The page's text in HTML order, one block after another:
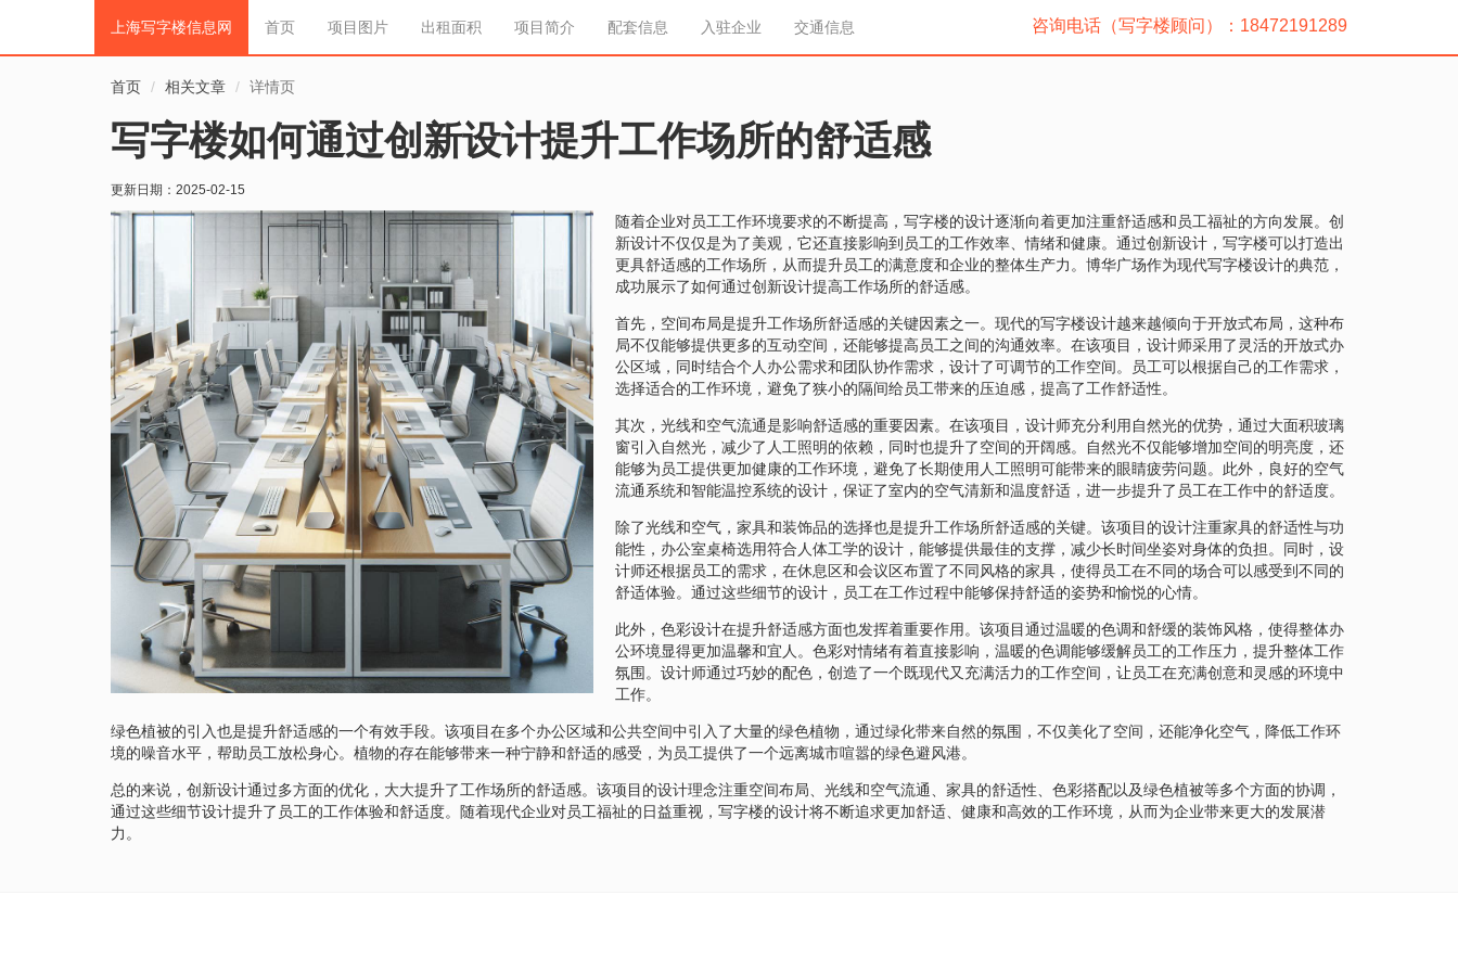
上海写字楼信息网 首页 项目图片 出租面积 项目简介 配套信息 入驻企业 交通信息 咨询电话（写字楼顾问）：18472191289
首页 相关文章 详情页
写字楼如何通过创新设计提升工作场所的舒适感
更新日期： 2025-02-15
随着企业对员工工作环境要求的不断提高，写字楼的设计逐渐向着更加注重舒适感和员工福祉的方向发展。创
新设计不仅仅是为了美观，它还直接影响到员工的工作效率、情绪和健康。通过创新设计，写字楼可以打造出
更具舒适感的工作场所，从而提升员工的满意度和企业的整体生产力。博华广场作为现代写字楼设计的典范，
成功展示了如何通过创新设计提高工作场所的舒适感。
首先，空间布局是提升工作场所舒适感的关键因素之一。现代的写字楼设计越来越倾向于开放式布局，这种布
局不仅能够提供更多的互动空间，还能够提高员工之间的沟通效率。在该项目，设计师采用了灵活的开放式办
公区域，同时结合个人办公需求和团队协作需求，设计了可调节的工作空间。员工可以根据自己的工作需求，
选择适合的工作环境，避免了狭小的隔间给员工带来的压迫感，提高了工作舒适性。
其次，光线和空气流通是影响舒适感的重要因素。在该项目，设计师充分利用自然光的优势，通过大面积玻璃
窗引入自然光，减少了人工照明的依赖，同时也提升了空间的开阔感。自然光不仅能够增加空间的明亮度，还
能够为员工提供更加健康的工作环境，避免了长期使用人工照明可能带来的眼睛疲劳问题。此外，良好的空气
流通系统和智能温控系统的设计，保证了室内的空气清新和温度舒适，进一步提升了员工在工作中的舒适度。
除了光线和空气，家具和装饰品的选择也是提升工作场所舒适感的关键。该项目的设计注重家具的舒适性与功
能性，办公室桌椅选用符合人体工学的设计，能够提供最佳的支撑，减少长时间坐姿对身体的负担。同时，设
计师还根据员工的需求，在休息区和会议区布置了不同风格的家具，使得员工在不同的场合可以感受到不同的
舒适体验。通过这些细节的设计，员工在工作过程中能够保持舒适的姿势和愉悦的心情。
此外，色彩设计在提升舒适感方面也发挥着重要作用。该项目通过温暖的色调和舒缓的装饰风格，使得整体办
公环境显得更加温馨和宜人。色彩对情绪有着直接影响，温暖的色调能够缓解员工的工作压力，提升整体工作
氛围。设计师通过巧妙的配色，创造了一个既现代又充满活力的工作空间，让员工在充满创意和灵感的环境中
工作。
绿色植被的引入也是提升舒适感的一个有效手段。该项目在多个办公区域和公共空间中引入了大量的绿色植物，通过绿化带来自然的氛围，不仅美化了空间，还能净化空气，降低工作环
境的噪音水平，帮助员工放松身心。植物的存在能够带来一种宁静和舒适的感受，为员工提供了一个远离城市喧嚣的绿色避风港。
总的来说，创新设计通过多方面的优化，大大提升了工作场所的舒适感。该项目的设计理念注重空间布局、光线和空气流通、家具的舒适性、色彩搭配以及绿色植被等多个方面的协调，
通过这些细节设计提升了员工的工作体验和舒适度。随着现代企业对员工福祉的日益重视，写字楼的设计将不断追求更加舒适、健康和高效的工作环境，从而为企业带来更大的发展潜
力。